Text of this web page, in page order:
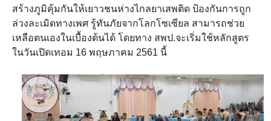
สร้างภูมิคุ้มกันให้เยาวชนห่างไกลยาเสพติด ป้องกันการถูก
ล่วงละเมิดทางเพศ รู้ทันภัยจากโลกโซเซียล สามารถช่วย
เหลือตนเองในเบื้องต้นได้ โดยทาง สพป.จะเริ่มใช้หลักสูตร
ในวันเปิดเทอม 16 พฤษภาคม 2561 นี้